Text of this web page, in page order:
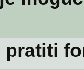
pratiti